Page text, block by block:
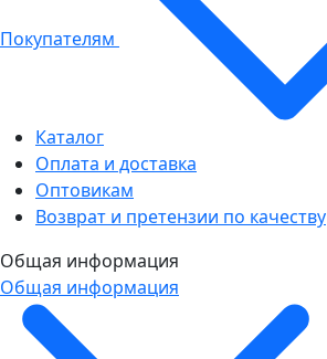
Покупателям
Каталог
Оплата и доставка
Оптовикам
Возврат и претензии по качеству
Общая информация
Общая информация